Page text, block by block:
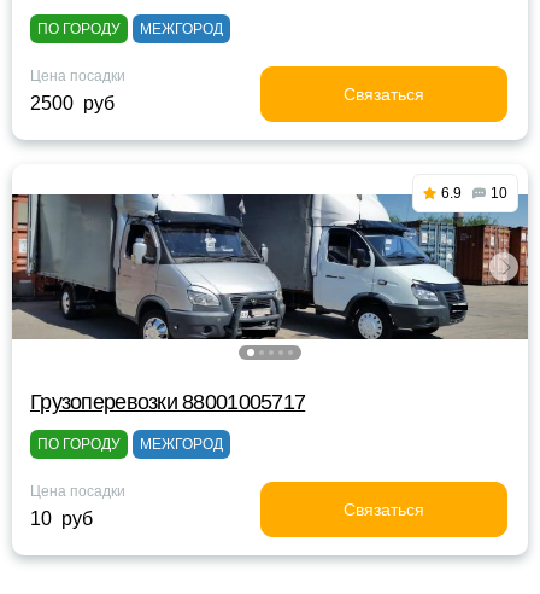
ПО ГОРОДУ МЕЖГОРОД
Цена посадки
2500 руб Связаться
6.9 10
Грузоперевозки 88001005717
ПО ГОРОДУ МЕЖГОРОД
Цена посадки
10 руб Связаться